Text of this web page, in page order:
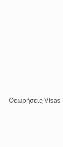
Θεωρήσεις Visas